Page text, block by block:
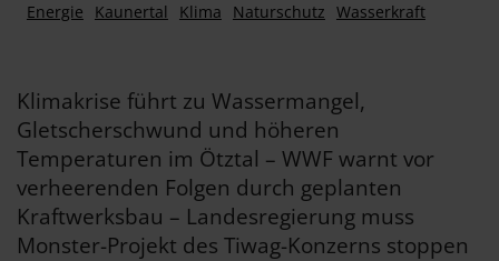
Energie Kaunertal Klima Naturschutz Wasserkraft
Klimakrise führt zu Wassermangel,
Gletscherschwund und höheren
Temperaturen im Ötztal – WWF warnt vor
verheerenden Folgen durch geplanten
Kraftwerksbau – Landesregierung muss
Monster-Projekt des Tiwag-Konzerns stoppen